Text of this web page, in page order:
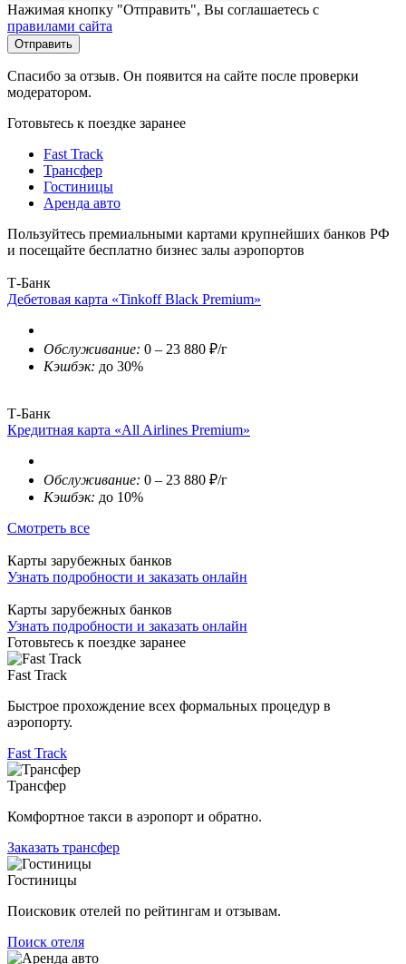
Нажимая кнопку "Отправить", Вы соглашаетесь с
правилами сайта
Отправить
Спасибо за отзыв. Он появится на сайте после проверки
модератором.
Готовьтесь к поездке заранее
Fast Track
Трансфер
Гостиницы
Аренда авто
Пользуйтесь премиальными картами крупнейших банков РФ
и посещайте бесплатно бизнес залы аэропортов
Т-Банк
Дебетовая карта «Tinkoff Black Premium»
Обслуживание: 0 – 23 880 ₽/г
Кэшбэк: до 30%
Т-Банк
Кредитная карта «All Airlines Premium»
Обслуживание: 0 – 23 880 ₽/г
Кэшбэк: до 10%
Смотреть все
Карты зарубежных банков
Узнать подробности и заказать онлайн
Карты зарубежных банков
Узнать подробности и заказать онлайн
Готовьтесь к поездке заранее
Fast Track
Быстрое прохождение всех формальных процедур в
аэропорту.
Fast Track
Трансфер
Комфортное такси в аэропорт и обратно.
Заказать трансфер
Гостиницы
Поисковик отелей по рейтингам и отзывам.
Поиск отеля